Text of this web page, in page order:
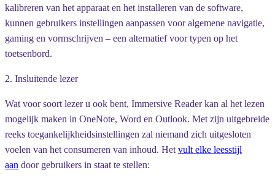
kalibreren van het apparaat en het installeren van de software,
kunnen gebruikers instellingen aanpassen voor algemene navigatie,
gaming en vormschrijven – een alternatief voor typen op het
toetsenbord.
2. Insluitende lezer
Wat voor soort lezer u ook bent, Immersive Reader kan al het lezen
mogelijk maken in OneNote, Word en Outlook. Met zijn uitgebreide
reeks toegankelijkheidsinstellingen zal niemand zich uitgesloten
voelen van het consumeren van inhoud. Het vult elke leesstijl
aan door gebruikers in staat te stellen: